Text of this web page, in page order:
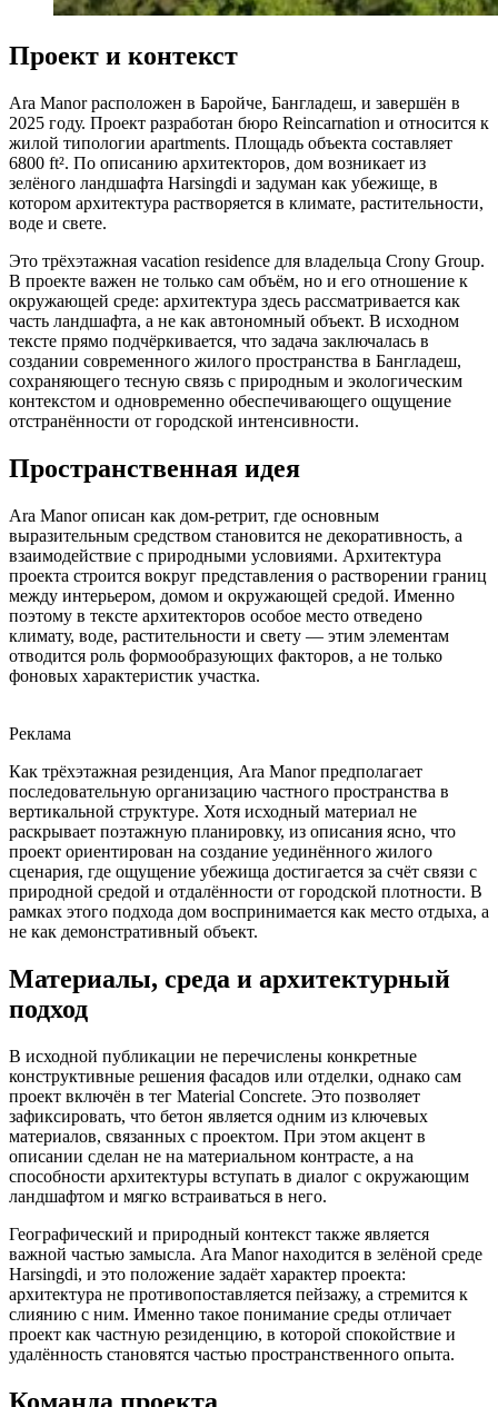
Проект и контекст
Ara Manor расположен в Баройче, Бангладеш, и завершён в
2025 году. Проект разработан бюро Reincarnation и относится к
жилой типологии apartments. Площадь объекта составляет
6800 ft². По описанию архитекторов, дом возникает из
зелёного ландшафта Нarsingdi и задуман как убежище, в
котором архитектура растворяется в климате, растительности,
воде и свете.
Это трёхэтажная vacation residence для владельца Crony Group.
В проекте важен не только сам объём, но и его отношение к
окружающей среде: архитектура здесь рассматривается как
часть ландшафта, а не как автономный объект. В исходном
тексте прямо подчёркивается, что задача заключалась в
создании современного жилого пространства в Бангладеш,
сохраняющего тесную связь с природным и экологическим
контекстом и одновременно обеспечивающего ощущение
отстранённости от городской интенсивности.
Пространственная идея
Ara Manor описан как дом-ретрит, где основным
выразительным средством становится не декоративность, а
взаимодействие с природными условиями. Архитектура
проекта строится вокруг представления о растворении границ
между интерьером, домом и окружающей средой. Именно
поэтому в тексте архитекторов особое место отведено
климату, воде, растительности и свету — этим элементам
отводится роль формообразующих факторов, а не только
фоновых характеристик участка.
Реклама
Как трёхэтажная резиденция, Ara Manor предполагает
последовательную организацию частного пространства в
вертикальной структуре. Хотя исходный материал не
раскрывает поэтажную планировку, из описания ясно, что
проект ориентирован на создание уединённого жилого
сценария, где ощущение убежища достигается за счёт связи с
природной средой и отдалённости от городской плотности. В
рамках этого подхода дом воспринимается как место отдыха, а
не как демонстративный объект.
Материалы, среда и архитектурный
подход
В исходной публикации не перечислены конкретные
конструктивные решения фасадов или отделки, однако сам
проект включён в тег Material Concrete. Это позволяет
зафиксировать, что бетон является одним из ключевых
материалов, связанных с проектом. При этом акцент в
описании сделан не на материальном контрасте, а на
способности архитектуры вступать в диалог с окружающим
ландшафтом и мягко встраиваться в него.
Географический и природный контекст также является
важной частью замысла. Ara Manor находится в зелёной среде
Нarsingdi, и это положение задаёт характер проекта:
архитектура не противопоставляется пейзажу, а стремится к
слиянию с ним. Именно такое понимание среды отличает
проект как частную резиденцию, в которой спокойствие и
удалённость становятся частью пространственного опыта.